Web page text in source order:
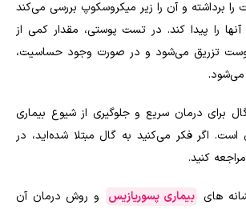
برداشته و آن را زیر میکروسکوپ بررسی می‌کند
را پیدا کند. در تست پوستی، مقدار کمی از
تزریق می‌شود و در صورت وجود حساسیت،
می‌شود.
برای درمان سریع و جلوگیری از شیوع بیماری
است. اگر فکر می‌کنید به گال مبتلا شده‌اید، در
کنید.
های بیماری پسوریازیس
و روش درمان آن